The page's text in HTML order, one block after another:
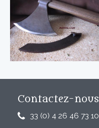
Contactez-nous
33 (0) 4 26 46 73 10